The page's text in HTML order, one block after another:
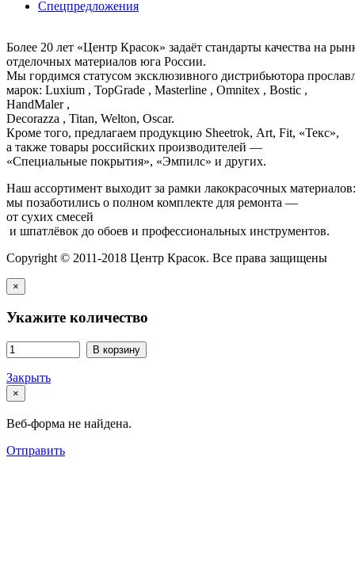
Спецпредложения
Более 20 лет «Центр Красок» задаёт стандарты качества на
отделочных материалов юга России.
Мы гордимся статусом эксклюзивного дистрибьютора
марок: Luxium , TopGrade , Masterline , Omnitex , Bostic ,
HandMaler ,
Decorazza , Titan, Welton, Oscar.
Кроме того, предлагаем продукцию Sheetrok, Art, Fit, «Текс»,
а также товары российских производителей —
«Специальные покрытия», «Эмпилс» и других.
Наш ассортимент выходит за рамки лакокрасочных
мы позаботились о полном комплекте для ремонта —
от сухих смесей
и шпатлёвок до обоев и профессиональных инструментов.
Copyright © 2011-2018 Центр Красок. Все права защищены
×
Укажите количество
В корзину
Закрыть
×
Веб-форма не найдена.
Отправить